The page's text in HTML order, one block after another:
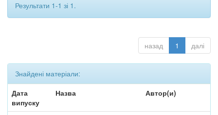
Результати 1-1 зі 1.
назад 1 далі
Знайдені матеріали:
Дата
випуску
Назва Автор(и)